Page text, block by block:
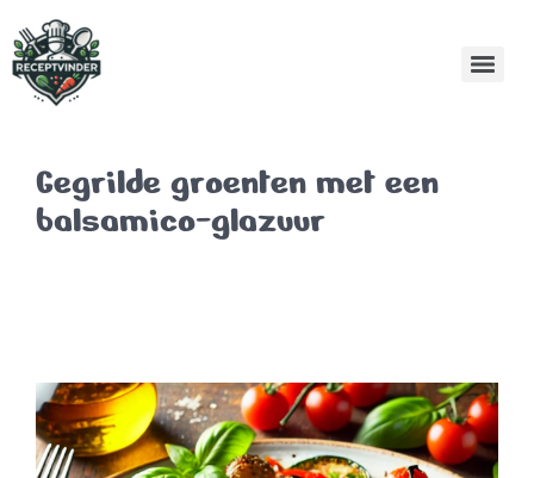
Gegrilde groenten met een
balsamico-glazuur